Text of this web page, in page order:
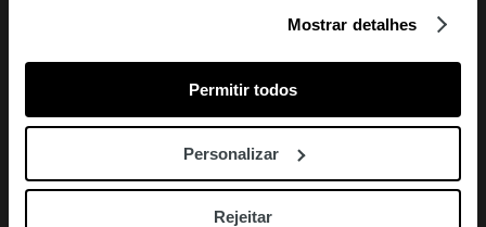
Mostrar detalhes
Permitir todos
Personalizar
Rejeitar
amoreiras-shopping@mundicenter.pt
Miradouro